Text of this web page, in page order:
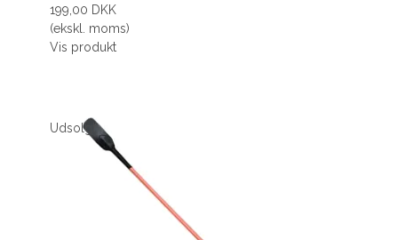
199,00 DKK
(ekskl. moms)
Vis produkt
Udsolgt